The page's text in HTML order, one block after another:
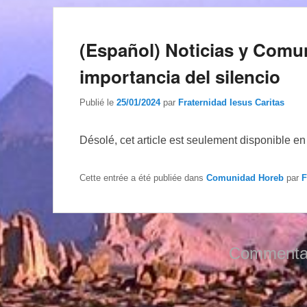
(Español) Noticias y
importancia del silencio
Publié le 25/01/2024 par Fraternidad Iesus Caritas
Désolé, cet article est seulement disponible en
Cette entrée a été publiée dans Comunidad Horeb par